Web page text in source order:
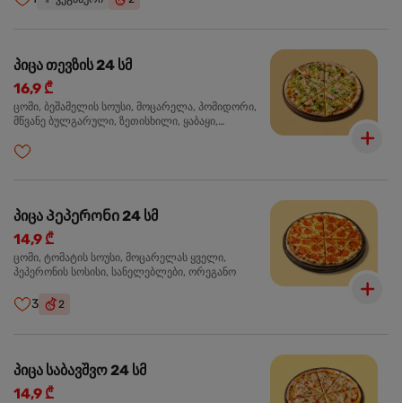
პიცა თევზის 24 სმ
16,9 ₾
ცომი, ბეშამელის სოუსი, მოცარელა, პომიდორი,
მწვანე ბულგარული, ზეთისხილი, ყაბაყი,
ორეგანო
პიცა Პეპერონი 24 სმ
14,9 ₾
ცომი, ტომატის სოუსი, მოცარელას ყველი,
პეპერონის სოსისი, სანელებლები, ორეგანო
3 2
პიცა საბავშვო 24 სმ
14,9 ₾